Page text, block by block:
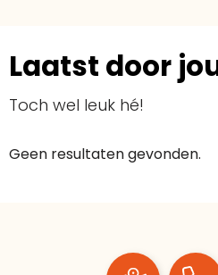
Laatst door
Toch wel leuk hé!
Geen resultaten gevonden.